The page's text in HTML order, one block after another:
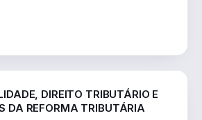
DIREITO TRIBUTÁRIO E
DA REFORMA TRIBUTÁRIA